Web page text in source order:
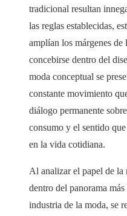
tradicional resultan
las reglas establecidas,
amplían los márgenes de
concebirse dentro del
moda conceptual se
constante movimiento
diálogo permanente
consumo y el sentido
en la vida cotidiana.
Al analizar el papel de la
dentro del panorama
industria de la moda, se